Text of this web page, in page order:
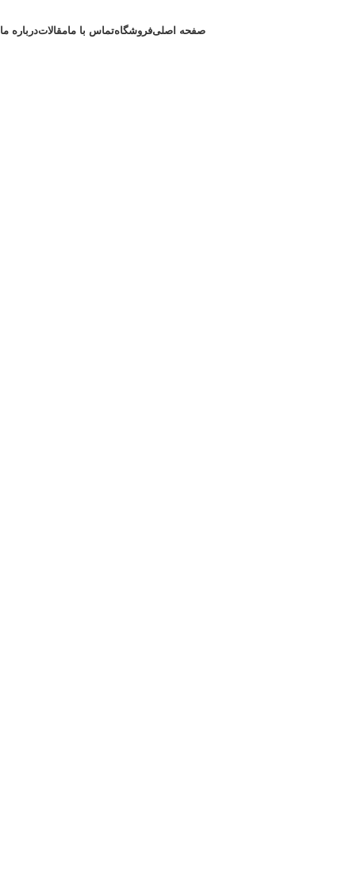
صفحه اصلیفروشگاهتماس با مامقالاتدرباره ما